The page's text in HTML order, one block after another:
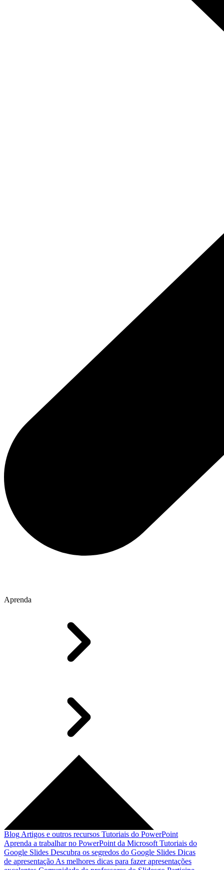
Aprenda
Blog Artigos e outros recursos Tutoriais do PowerPoint
Aprenda a trabalhar no PowerPoint da Microsoft Tutoriais do
Google Slides Descubra os segredos do Google Slides Dicas
de apresentação As melhores dicas para fazer apresentações